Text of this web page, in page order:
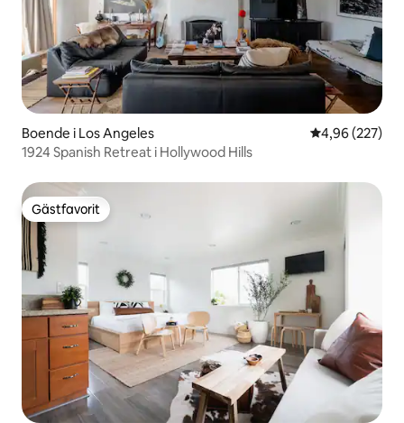
Boende i Los Angeles 4,96 av 5 i
4,96 (227)
1924 Spanish Retreat i Hollywood Hills
Gästfavorit
Gästfavorit